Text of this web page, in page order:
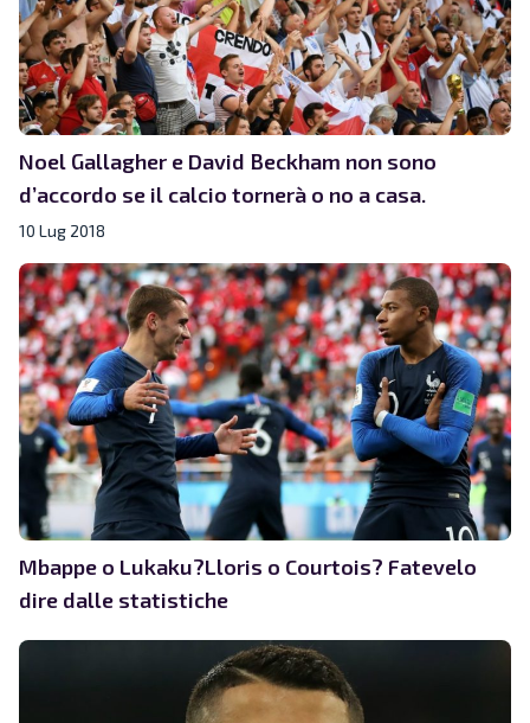
Noel Gallagher e David Beckham non sono
d’accordo se il calcio tornerà o no a casa.
10 Lug 2018
Mbappe o Lukaku?Lloris o Courtois? Fatevelo
dire dalle statistiche